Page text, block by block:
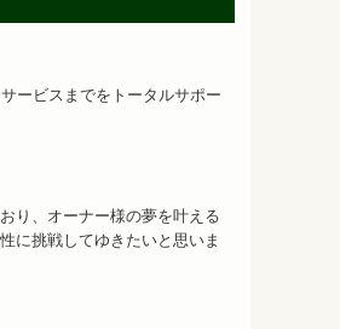
ービスまでをトータルサポー
り、オーナー様の夢を叶える
に挑戦してゆきたいと思いま